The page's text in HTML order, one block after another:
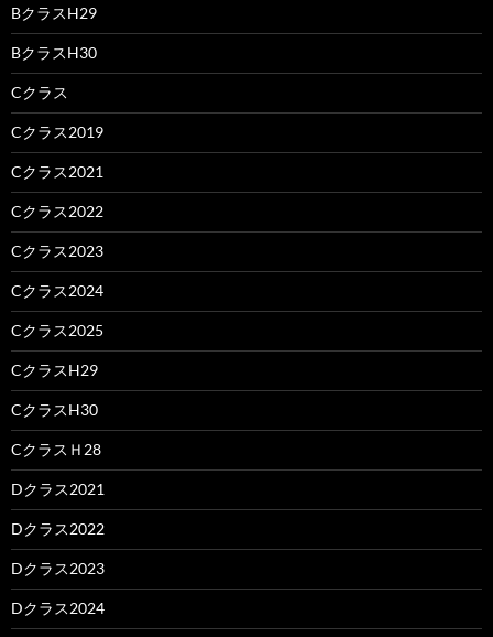
BクラスH29
BクラスH30
Cクラス
Cクラス2019
Cクラス2021
Cクラス2022
Cクラス2023
Cクラス2024
Cクラス2025
CクラスH29
CクラスH30
CクラスＨ28
Dクラス2021
Dクラス2022
Dクラス2023
Dクラス2024